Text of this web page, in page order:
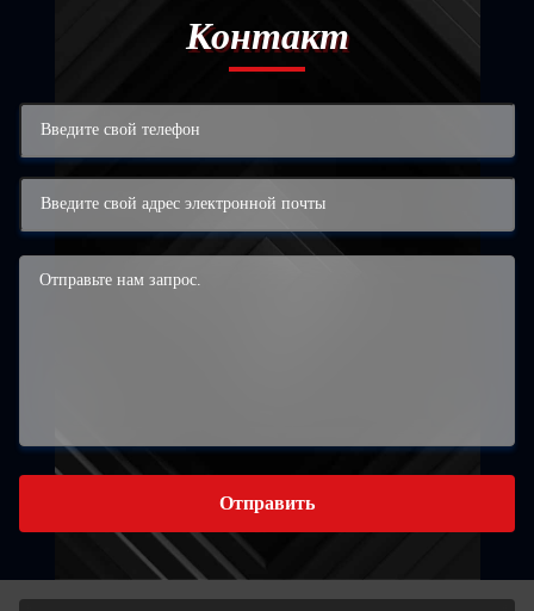
Контакт
Отправить